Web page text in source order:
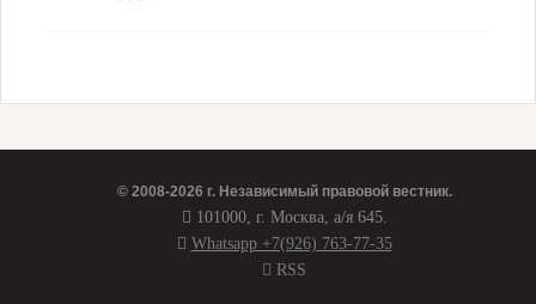
© 2008-2026 г. Независимый правовой вестник.
101000, г. Москва, а/я 645.
Whatsapp +7(926) 763-77-35
RSS